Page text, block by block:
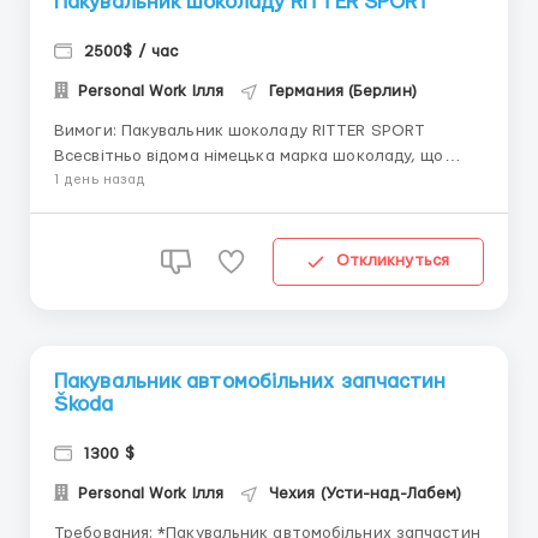
2500$ / час
Personal Work Ілля Германия (Берлин)
Вимоги: Пакувальник шоколаду RITTER SPORT
Всесвітньо відома німецька марка шоколаду, що
випускається кондитерською фабрикою Alfred Ritter
Заробітна плата 11 євро/год нетто; 💰 1...
1 день назад
Откликнуться
Пакувальник автомобільних запчастин
Škoda
1300 $
Personal Work Ілля Чехия (Усти-над-Лабем)
Требования: *Пакувальник автомобільних запчастин